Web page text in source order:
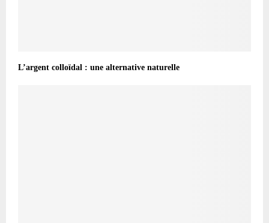
L’argent colloïdal : une alternative naturelle